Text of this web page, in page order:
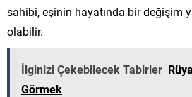
sahibi, eşinin hayatında bir değişim
olabilir.
İlginizi Çekebilecek Tabirler
Görmek